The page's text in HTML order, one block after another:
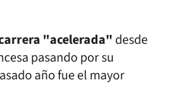
"acelerada"desde
pasando por su
año fue el mayor